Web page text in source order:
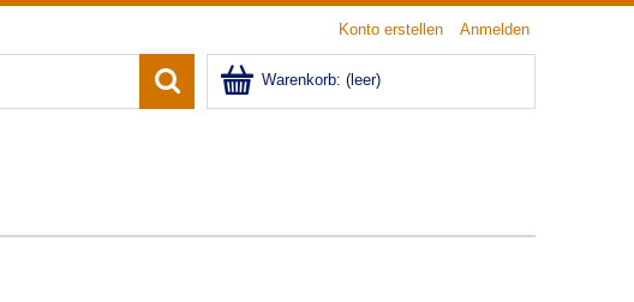
Konto erstellen Anmelden
Warenkorb: (leer)